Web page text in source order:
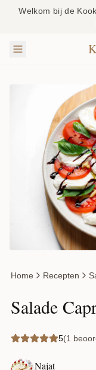
Welkom bij de
Home Recepten
Salade
5(1
Najat